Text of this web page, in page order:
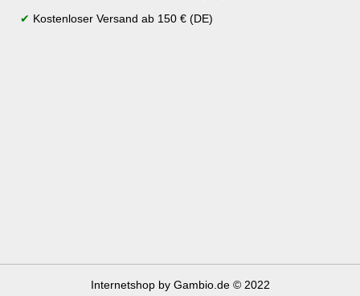
✔ Kostenloser Versand ab 150 € (DE)
Internetshopby Gambio.de © 2022